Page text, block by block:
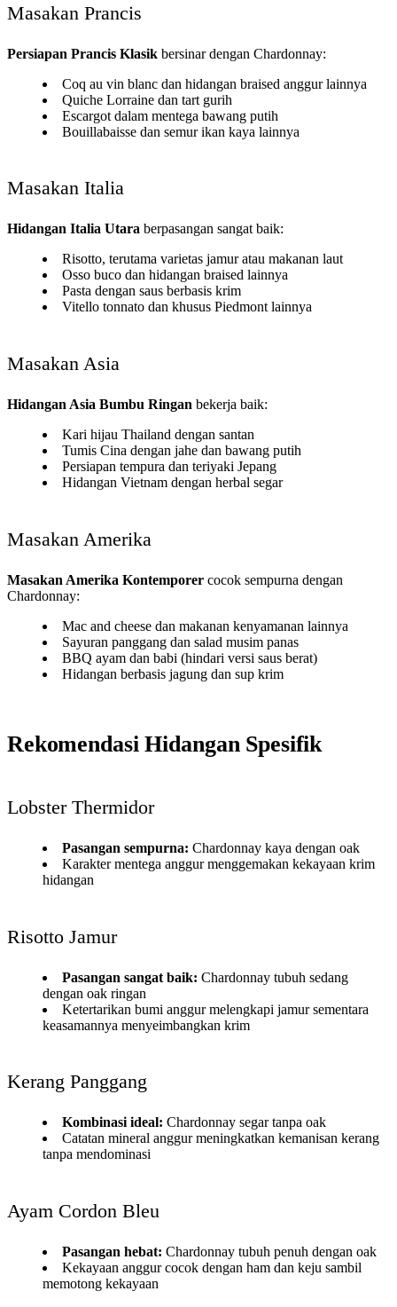
Masakan Prancis
Persiapan Prancis Klasik bersinar dengan Chardonnay:
Coq au vin blanc dan hidangan braised anggur lainnya
Quiche Lorraine dan tart gurih
Escargot dalam mentega bawang putih
Bouillabaisse dan semur ikan kaya lainnya
Masakan Italia
Hidangan Italia Utara berpasangan sangat baik:
Risotto, terutama varietas jamur atau makanan laut
Osso buco dan hidangan braised lainnya
Pasta dengan saus berbasis krim
Vitello tonnato dan khusus Piedmont lainnya
Masakan Asia
Hidangan Asia Bumbu Ringan bekerja baik:
Kari hijau Thailand dengan santan
Tumis Cina dengan jahe dan bawang putih
Persiapan tempura dan teriyaki Jepang
Hidangan Vietnam dengan herbal segar
Masakan Amerika
Masakan Amerika Kontemporer cocok sempurna dengan
Chardonnay:
Mac and cheese dan makanan kenyamanan lainnya
Sayuran panggang dan salad musim panas
BBQ ayam dan babi (hindari versi saus berat)
Hidangan berbasis jagung dan sup krim
Rekomendasi Hidangan Spesifik
Lobster Thermidor
Pasangan sempurna: Chardonnay kaya dengan oak
Karakter mentega anggur menggemakan kekayaan krim
hidangan
Risotto Jamur
Pasangan sangat baik: Chardonnay tubuh sedang
dengan oak ringan
Ketertarikan bumi anggur melengkapi jamur sementara
keasamannya menyeimbangkan krim
Kerang Panggang
Kombinasi ideal: Chardonnay segar tanpa oak
Catatan mineral anggur meningkatkan kemanisan kerang
tanpa mendominasi
Ayam Cordon Bleu
Pasangan hebat: Chardonnay tubuh penuh dengan oak
Kekayaan anggur cocok dengan ham dan keju sambil
memotong kekayaan